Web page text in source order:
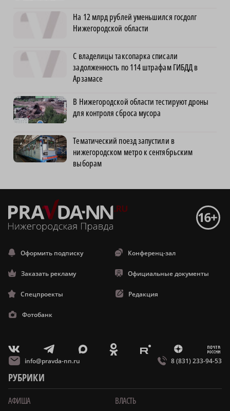
На 12 млрд рублей уменьшился госдолг
Нижегородской области
С владелицы таксопарка списали
задолженность по 114 штрафам ГИБДД в
Арзамасе
В Нижегородской области тестируют дроны
для контроля сброса мусора
Тематический поезд запустили в
нижегородском метро к сентябрьским
выборам
Оформить подписку Конференц-зал
Заказать рекламу Официальные документы
Спецпроекты Редакция
Фотобанк
V T X O E Z m
info@pravda-nn.ru 8 (831) 233-94-53
РУБРИКИ
АФИША
ВЛАСТЬ